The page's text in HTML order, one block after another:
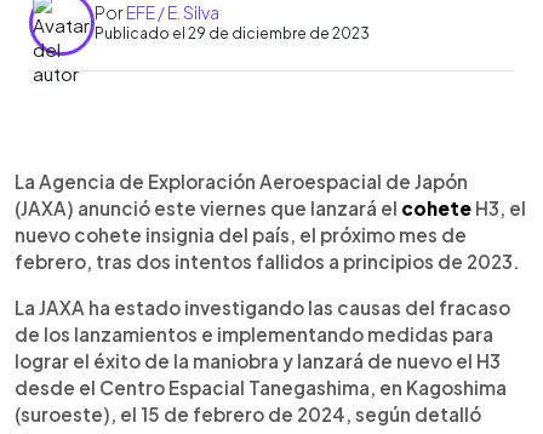
PorEFE / E. Silva
Publicado el 29 de diciembre de 2023
Escuchar artículo
La Agencia de Exploración Aeroespacial de Japón
(JAXA) anunció este viernes que lanzará el cohete H3, el
nuevo cohete insignia del país, el próximo mes de
febrero, tras dos intentos fallidos a principios de 2023.
La JAXA ha estado investigando las causas del fracaso
de los lanzamientos e implementando medidas para
lograr el éxito de la maniobra y lanzará de nuevo el H3
desde el Centro Espacial Tanegashima, en Kagoshima
(suroeste), el 15 de febrero de 2024, según detalló